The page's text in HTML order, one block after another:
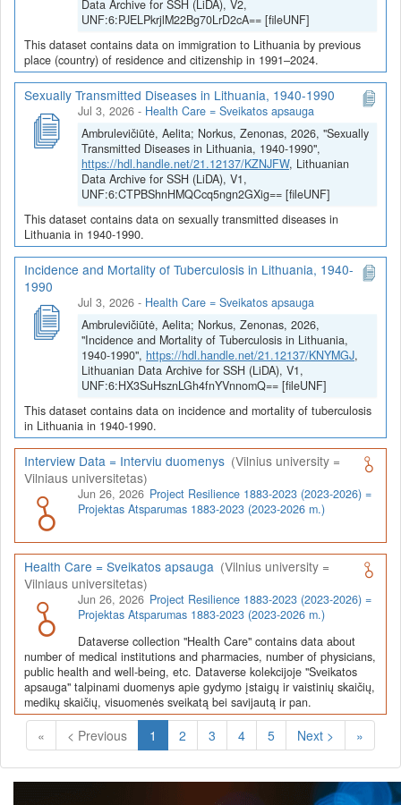
Data Archive for SSH (LiDA), V2,
UNF:6:PJELPkrjlM22Bg70LrD2cA== [fileUNF]
This dataset contains data on immigration to Lithuania by previous
place (country) of residence and citizenship in 1991–2024.
Sexually Transmitted Diseases in Lithuania, 1940-1990
Jul 3, 2026 - Health Care = Sveikatos apsauga
Ambrulevičiūtė, Aelita; Norkus, Zenonas, 2026, "Sexually
Transmitted Diseases in Lithuania, 1940-1990",
https://hdl.handle.net/21.12137/KZNJFW, Lithuanian
Data Archive for SSH (LiDA), V1,
UNF:6:CTPBShnHMQCcq5ngn2GXig== [fileUNF]
This dataset contains data on sexually transmitted diseases in
Lithuania in 1940-1990.
Incidence and Mortality of Tuberculosis in Lithuania, 1940-
1990
Jul 3, 2026 - Health Care = Sveikatos apsauga
Ambrulevičiūtė, Aelita; Norkus, Zenonas, 2026,
"Incidence and Mortality of Tuberculosis in Lithuania,
1940-1990", https://hdl.handle.net/21.12137/KNYMGJ,
Lithuanian Data Archive for SSH (LiDA), V1,
UNF:6:HX3SuHsznLGh4fnYVnnomQ== [fileUNF]
This dataset contains data on incidence and mortality of tuberculosis
in Lithuania in 1940-1990.
Interview Data = Interviu duomenys (Vilnius university =
Vilniaus universitetas)
Jun 26, 2026 Project Resilience 1883-2023 (2023-2026) =
Projektas Atsparumas 1883-2023 (2023-2026 m.)
Health Care = Sveikatos apsauga (Vilnius university =
Vilniaus universitetas)
Jun 26, 2026 Project Resilience 1883-2023 (2023-2026) =
Projektas Atsparumas 1883-2023 (2023-2026 m.)
Dataverse collection "Health Care" contains data about
number of medical institutions and pharmacies, number of physicians,
public health and well-being, etc. Dataverse kolekcijoje "Sveikatos
apsauga" talpinami duomenys apie gydymo įstaigų ir vaistinių skaičių,
medikų skaičių, visuomenės sveikatą bei savijautą ir pan.
« < Previous 1 (Current)
2 3 4 5 Next > »